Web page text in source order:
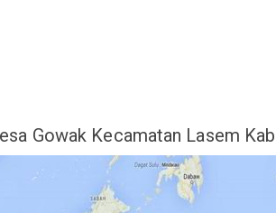
Gowak Kecamatan Lasem